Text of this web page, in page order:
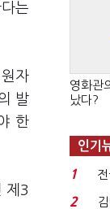
는
자
발
한
제3
영화관
났다?
인기
1
2